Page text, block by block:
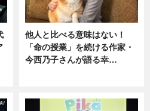
他人と比べる意味はない！
「命の授業」を続ける作家・
今西乃子さんが語る幸…